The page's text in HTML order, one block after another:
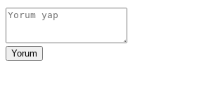
Yorum